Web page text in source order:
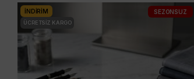
İNDIRIM
ÜCRETSIZ KARGO
SEZONSUZ